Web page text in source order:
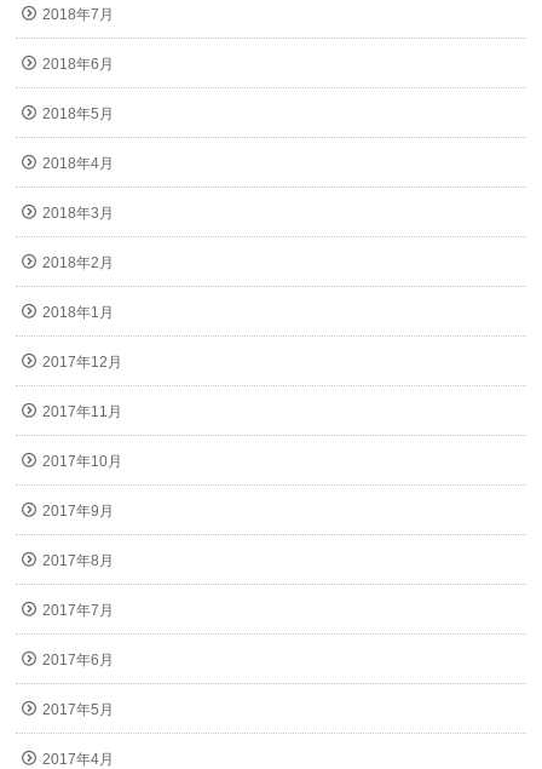
2018年7月
2018年6月
2018年5月
2018年4月
2018年3月
2018年2月
2018年1月
2017年12月
2017年11月
2017年10月
2017年9月
2017年8月
2017年7月
2017年6月
2017年5月
2017年4月